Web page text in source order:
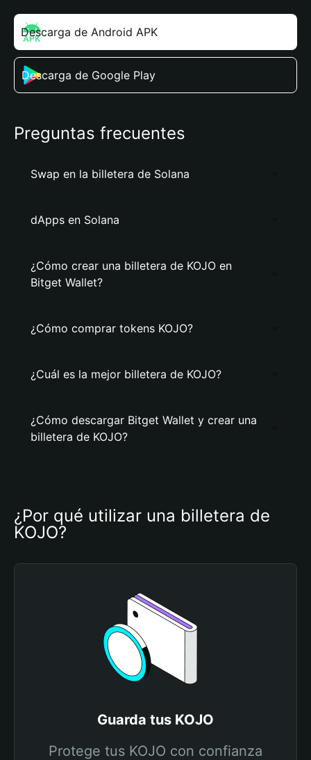
Descarga de Android APK
Descarga de Google Play
Preguntas frecuentes
Swap en la billetera de Solana
dApps en Solana
¿Cómo crear una billetera de KOJO en
Bitget Wallet?
¿Cómo comprar tokens KOJO?
¿Cuál es la mejor billetera de KOJO?
¿Cómo descargar Bitget Wallet y crear una
billetera de KOJO?
¿Por qué utilizar una billetera de
KOJO?
Guarda tus KOJO
Protege tus KOJO con confianza